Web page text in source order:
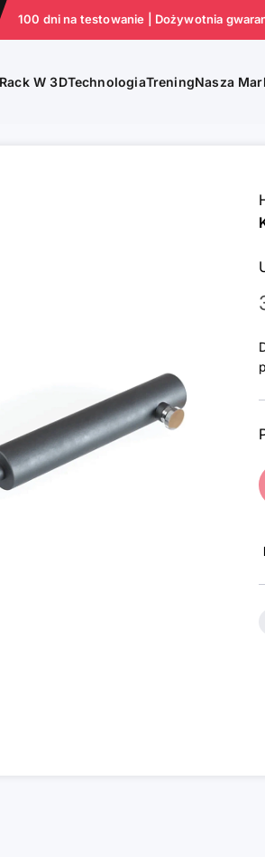
100 dni na testowanie | Dożywotnia
W 3DTechnologiaTreningNasza